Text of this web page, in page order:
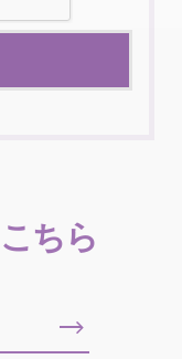
こちら